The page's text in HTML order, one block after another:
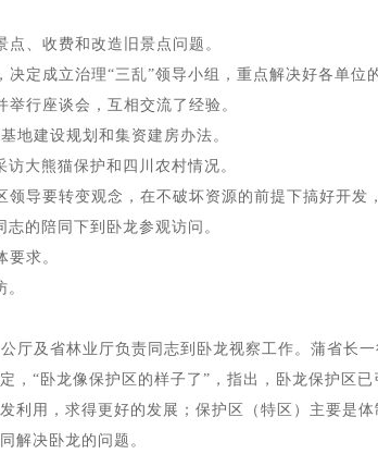
、收费和改造旧景点问题。
定成立治理“三乱”领导小组，重点解决好各单位
行座谈会，互相交流了经验。
地建设规划和集资建房办法。
大熊猫保护和四川农村情况。
导要转变观念，在不破坏资源的前提下搞好开发
的陪同下到卧龙参观访问。
求。
厅及省林业厅负责同志到卧龙视察工作。蒲省长
，“卧龙像保护区的样子了”，指出，卧龙保护区
利用，求得更好的发展；保护区（特区）主要是
解决卧龙的问题。